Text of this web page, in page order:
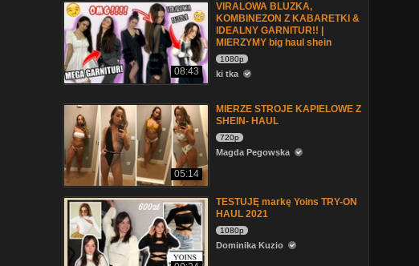
08:43
VIRALOWA BLUZKA,
KOMBINEZON Z KABARETKI &
IDEALNY GARNITUR!! |
MIERZYMY big haul shein
1080p
ki tka
05:14
MIERZE STROJE KAPIELOWE Z
SHEIN- HAUL
720p
Magda Pegowska
TESTUJĘ markę Yoins TRY-ON
HAUL 2021
1080p
Dominika Kuzio